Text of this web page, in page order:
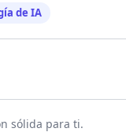
de IA
sólida para ti.